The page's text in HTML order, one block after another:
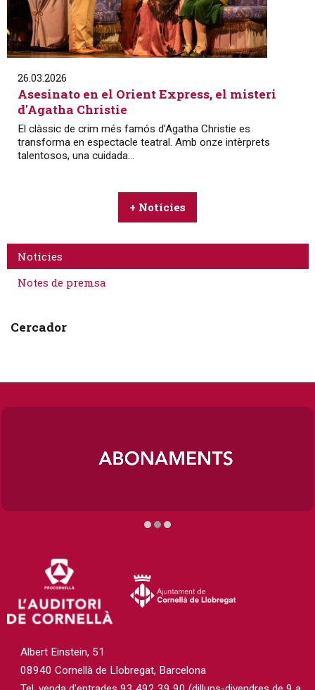
26.03.2026
Asesinato en el Orient Express, el misteri
d'Agatha Christie
El clàssic de crim més famós d’Agatha Christie es
transforma en espectacle teatral. Amb onze intèrprets
talentosos, una cuidada...
+ Notícies
Notícies
Notes de premsa
Cercador
Albert Einstein, 51
08940 Cornellà de Llobregat, Barcelona